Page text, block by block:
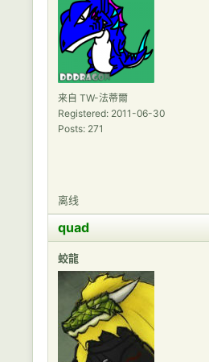
来自 TW-法蒂爾
Registered: 2011-06-30
Posts: 271
离线
quad
蛟龍